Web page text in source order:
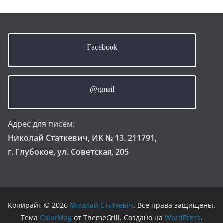
Facebook
@gmail
Адрес для писем:
Николай Статкевич, ИК № 13. 211791,
г. Глубокое, ул. Советская, 205
Копирайт © 2026 Мікалай Статкевіч. Все права защищены.
Тема ColorMagот ThemeGrill. Создано на WordPress.